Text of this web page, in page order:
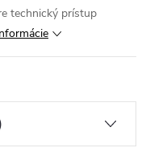
technický prístup